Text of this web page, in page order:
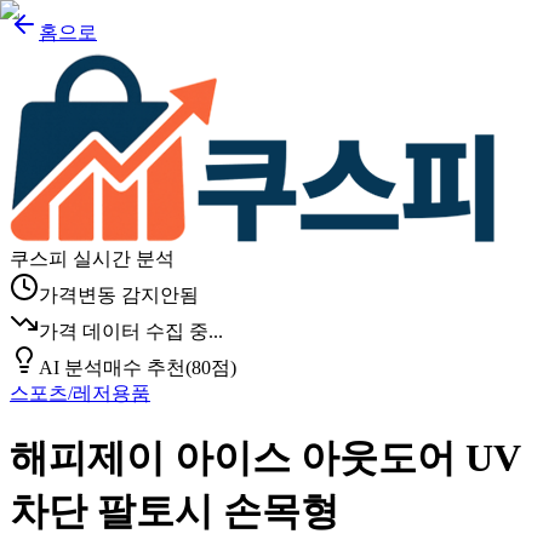
홈으로
쿠스피 실시간 분석
가격변동 감지안됨
가격 데이터 수집 중...
AI 분석매수 추천(80점)
스포츠/레저용품
해피제이 아이스 아웃도어 UV
차단 팔토시 손목형